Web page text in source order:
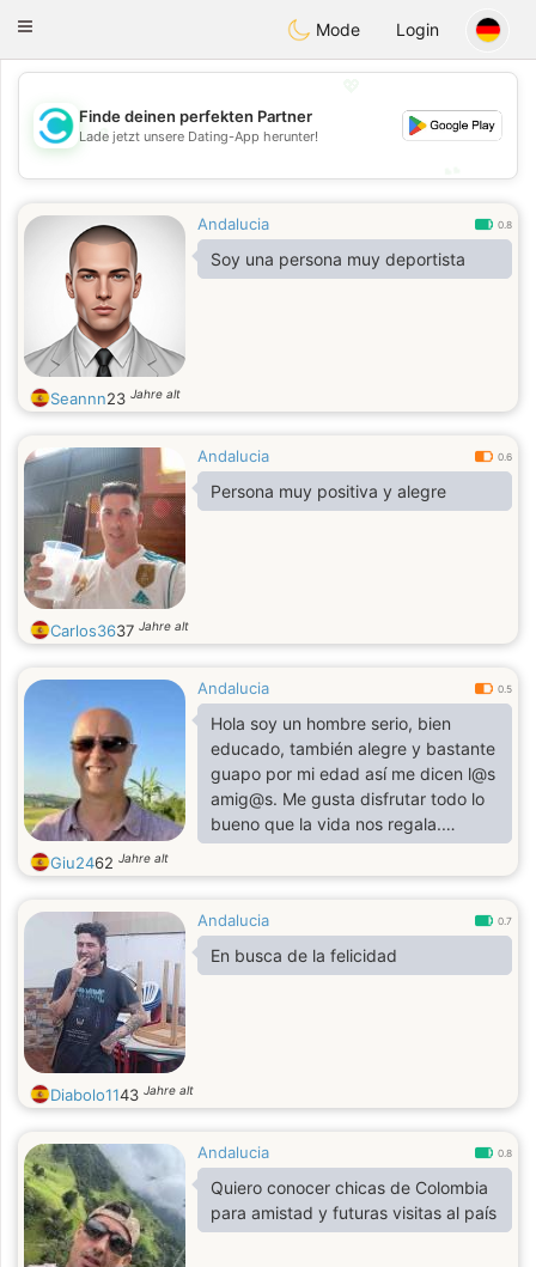
olombiaCitas
Toggle
Mode Login
💖
💕
Finde deinen perfekten Partner
Lade jetzt unsere Dating-App herunter!
Andalucia 0.8
Soy una persona muy deportista
Seannn23 Jahre alt
Andalucia 0.6
Persona muy positiva y alegre
Carlos3637 Jahre alt
Andalucia 0.5
Hola soy un hombre serio, bien
educado, también alegre y bastante
guapo por mi edad así me dicen l@s
amig@s. Me gusta disfrutar todo lo
bueno que la vida nos regala.
Trabajo como terapeuta y me gusta
mucho. Amo la naturaleza, la
cuando conocimos!
Giu2462 Jahre alt
Andalucia 0.7
En busca de la felicidad
Diabolo1143 Jahre alt
Andalucia 0.8
Quiero conocer chicas de Colombia
para amistad y futuras visitas al país